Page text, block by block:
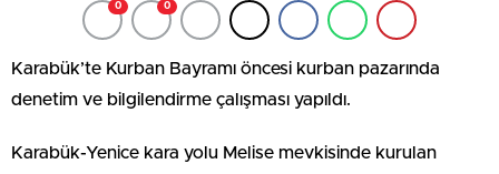
0 0
Karabük’te Kurban Bayramı öncesi kurban pazarında
denetim ve bilgilendirme çalışması yapıldı.
Karabük-Yenice kara yolu Melise mevkisinde kurulan